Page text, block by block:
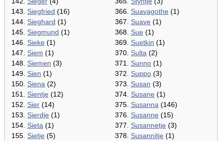
143. Siegfried (16)
144. Sieghard (1)
145. Siegmund (1)
146. Sieke (1)
147. Siem (1)
148. Siemen (3)
149. Sien (1)
150. Siena (2)
151. Sientje (12)
152. Sier (14)
153. Sierdje (1)
154. Sieta (1)
155. Sietje (5)
366. Suavagothe (1)
367. Suave (1)
368. Sue (1)
369. Suetkin (1)
370. Sulta (2)
371. Sunno (1)
372. Suppo (3)
373. Susan (3)
374. Susane (1)
375. Susanna (146)
376. Susanne (15)
377. Susannetje (3)
378. Susannitje (1)